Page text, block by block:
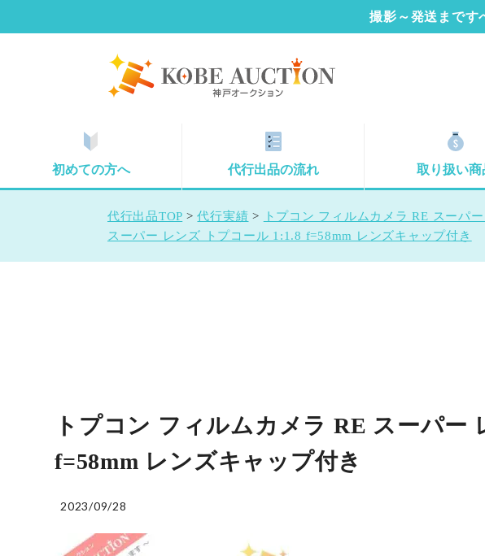
撮影～発送まです
初めての方へ 代行出品の流れ 取り扱い商
代行出品TOP >代行実績 > トプコン フィルムカメラ RE スーパ
スーパー レンズ トプコール 1:1.8 f=58mm レンズキャップ付き
トプコン フィルムカメラ RE スーパー
f=58mm レンズキャップ付き
2023/09/28